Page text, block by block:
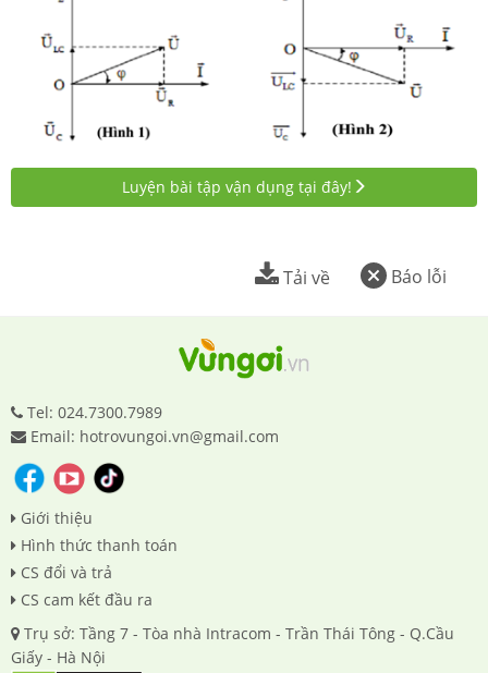
Luyện bài tập vận dụng tại đây!
Báo lỗi
Tải về
Tel: 024.7300.7989
Email: hotrovungoi.vn@gmail.com
Giới thiệu
Hình thức thanh toán
CS đổi và trả
CS cam kết đầu ra
Trụ sở: Tầng 7 - Tòa nhà Intracom - Trần Thái Tông - Q.Cầu
Giấy - Hà Nội